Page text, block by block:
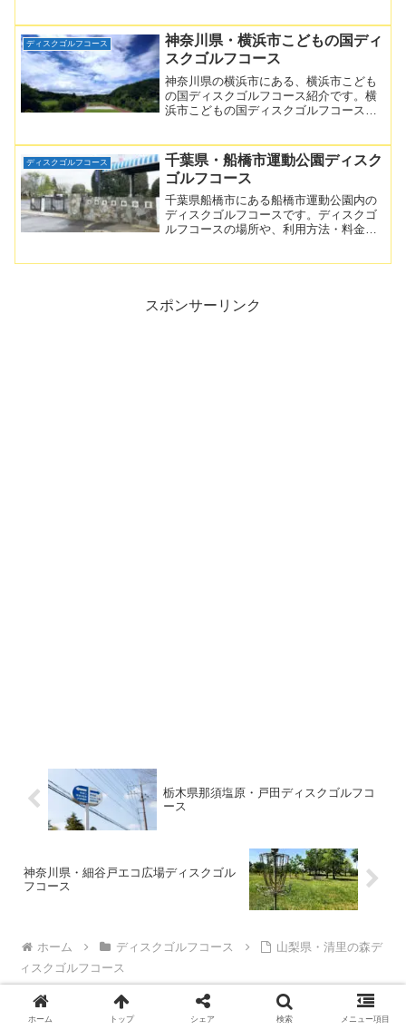
ール営業時間9:00～17:00(受付：16:00ま
で...
ディスクゴルフコース
神奈川県・横浜市こどもの国ディ
スクゴルフコース
神奈川県の横浜市にある、横浜市こども
の国ディスクゴルフコース紹介です。横
浜市こどもの国ディスクゴルフコースの
奈良町700ホール数7ホール公園開園時間
9:30～16：30...
ディスクゴルフコース
千葉県・船橋市運動公園ディスク
ゴルフコース
千葉県船橋市にある船橋市運動公園内の
ディスクゴルフコースです。ディスクゴ
ルフコースの場所や、利用方法・料金、
スポンサーリンク
栃木県那須塩原・戸田ディスクゴルフコ
ース
神奈川県・細谷戸エコ広場ディスクゴル
フコース
ホーム ディスクゴルフコース
山梨県・清里の森デ
ィスクゴルフコース
ホーム トップ シェア 検索 メニュー項目